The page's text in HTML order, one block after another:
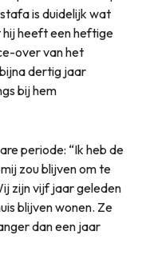
is duidelijk wat
hij heeft een heftige
over van het
dertig jaar
bij hem
periode: “Ik heb de
zou blijven om te
zijn vijf jaar geleden
blijven wonen. Ze
dan een jaar